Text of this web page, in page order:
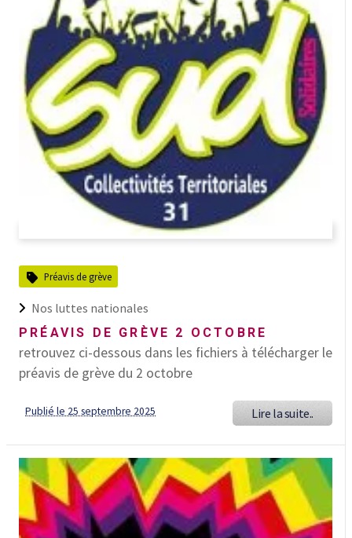
Préavis de grève
Nos luttes nationales
PRÉAVIS DE GRÈVE 2 OCTOBRE
retrouvez ci-dessous dans les fichiers à télécharger le
préavis de grève du 2 octobre
Publié le 25 septembre 2025 Lire la suite..